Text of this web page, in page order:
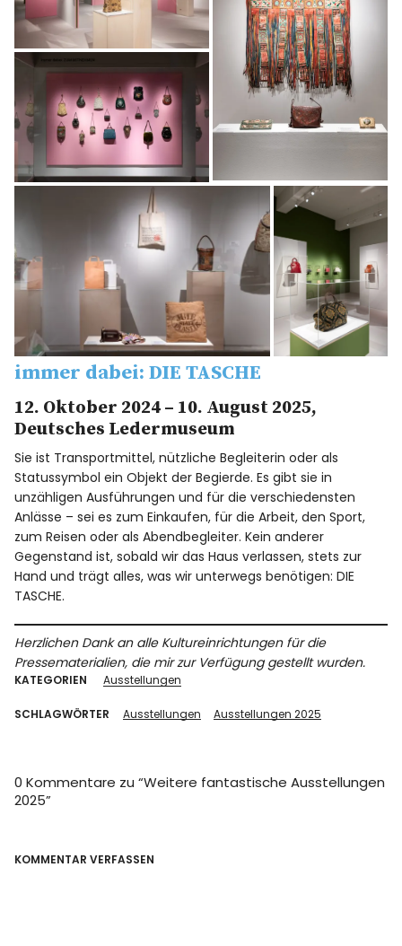
immer dabei: DIE TASCHE
12. Oktober 2024 – 10. August 2025,
Deutsches Ledermuseum
Sie ist Transportmittel, nützliche Begleiterin oder als
Statussymbol ein Objekt der Begierde. Es gibt sie in
unzähligen Ausführungen und für die verschiedensten
Anlässe – sei es zum Einkaufen, für die Arbeit, den Sport,
zum Reisen oder als Abendbegleiter. Kein anderer
Gegenstand ist, sobald wir das Haus verlassen, stets zur
Hand und trägt alles, was wir unterwegs benötigen: DIE
TASCHE.
Herzlichen Dank an alle Kultureinrichtungen für die
Pressematerialien, die mir zur Verfügung gestellt wurden.
KATEGORIEN Ausstellungen
SCHLAGWÖRTER Ausstellungen Ausstellungen 2025
0 Kommentare zu “Weitere fantastische Ausstellungen
2025”
KOMMENTAR VERFASSEN